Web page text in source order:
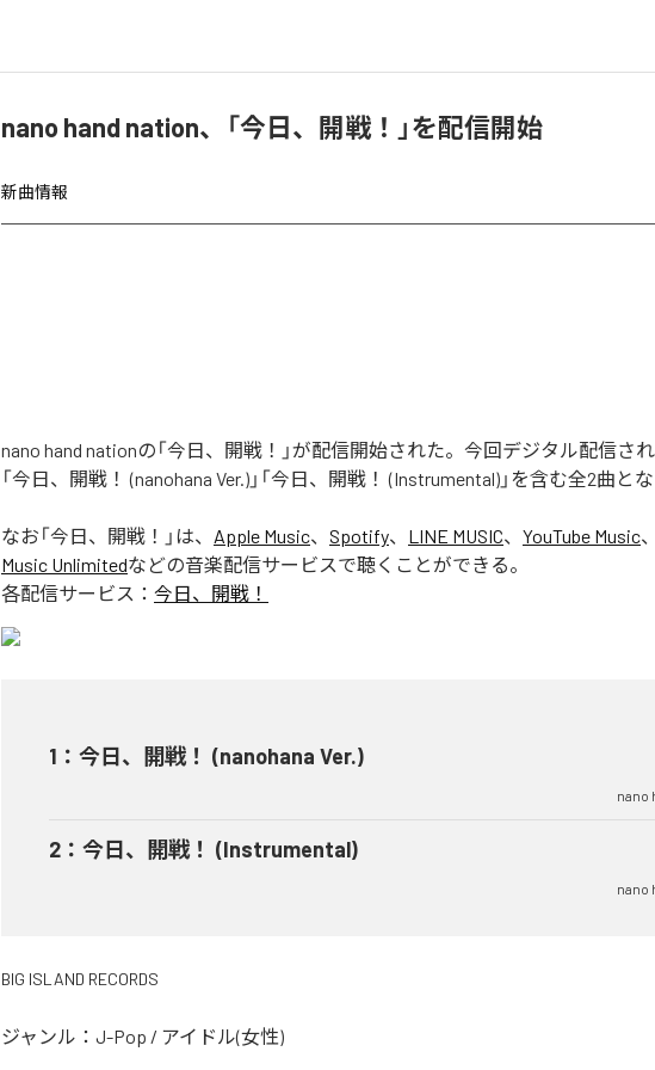
nano hand nation、「今日、開戦！」を配信開始
新曲情報
nano hand nationの「今日、開戦！」が配信開始された。今回デジタル配信され
「今日、開戦！ (nanohana Ver.)」「今日、開戦！ (Instrumental)」を含む全2曲と
なお「今日、開戦！ 」は、 Apple Music、 Spotify、 LINE MUSIC、 YouTube Music、
Music Unlimitedなどの音楽配信サービスで聴くことができる。
各配信サービス： 今日、開戦！
1 ： 今日、開戦！ (nanohana Ver.)
nano
2 ： 今日、開戦！ (Instrumental)
nano
BIG ISLAND RECORDS
ジャンル： J-Pop / アイドル(女性)